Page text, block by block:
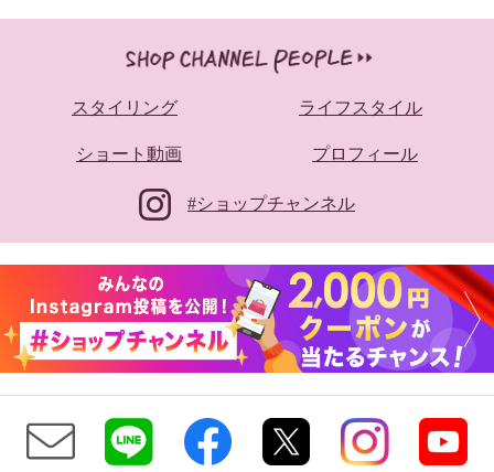
スタイリング ライフスタイル
ショート動画 プロフィール
#ショップチャンネル